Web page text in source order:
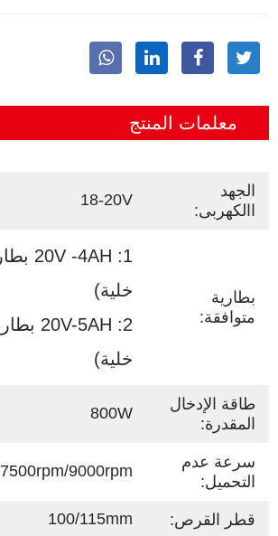
معلمات المنتج
الجهد
االكهربى:
18-20V
بطارية
متوافقة:
خلية)
خلية)
طاقة الإدخال
المقدرة:
800W
سرعة عدم
التحميل:
9000rpm
قطر القرص: 100/115mm